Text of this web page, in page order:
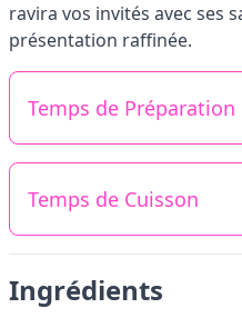
ravira vos invités avec ses
présentation raffinée.
Temps de Préparation
Temps de Cuisson
Ingrédients